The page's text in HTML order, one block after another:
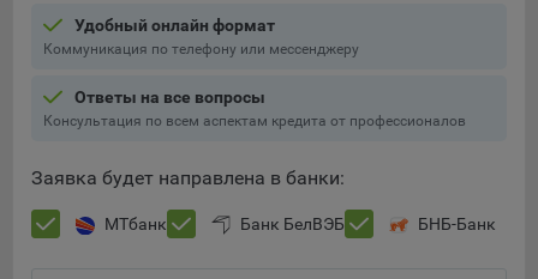
myfin.by.
Адрес: ООО «Рэкун технолоджи», 220069 г. Минск, пр-т
Пиксель VK Рекламы - сервис позволяет показывать
рекламу на площадке VK пользователям, которые
Адрес: ООО «ВК», РФ, 125167, г. Москва, Ленинградский
Удобный онлайн формат
Коммуникация по телефону или мессенджеру
Ответы на все вопросы
Консультация по всем аспектам кредита от профессионалов
Заявка будет направлена в банки:
МТбанк Банк БелВЭБ БНБ-Банк